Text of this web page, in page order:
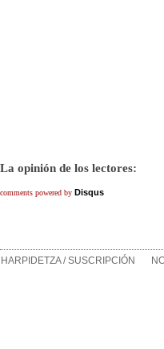
La opinión de los lectores:
comments powered by Disqus
HARPIDETZA / SUSCRIPCIÓN